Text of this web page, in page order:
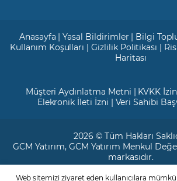
Anasayfa |Yasal Bildirimler | Bilgi
Kullanım Koşulları |Gizlilik Politikası |
Haritası
Müşteri Aydınlatma Metni | KVKK
Elekronik İleti İzni | Veri Sahibi
2026 © Tüm Hakları
GCM Yatırım, GCM Yatırım Menkul
markasıdır.
Web sitemizi ziyaret eden kullanıcılara